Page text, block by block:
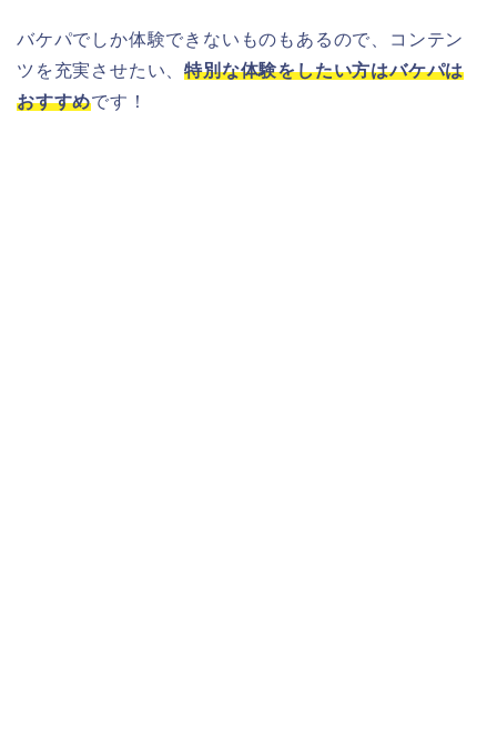
バケパでしか体験できないものもあるので、コンテン
ツを充実させたい、特別な体験をしたい方はバケパは
おすすめです！